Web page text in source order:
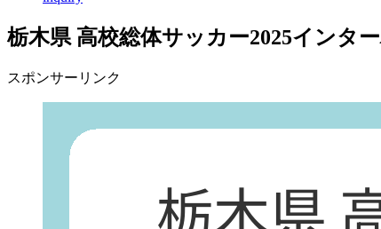
栃木県 高校総体サッカー2025インタ
スポンサーリンク